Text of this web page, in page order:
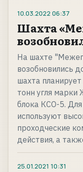
10.03.2022 06:37
Шахта
На шахте
возобновились
шахта
тонн угля марки
блока КСО-5.
используют
проходческие
действия, а
25.01.2021 10:31